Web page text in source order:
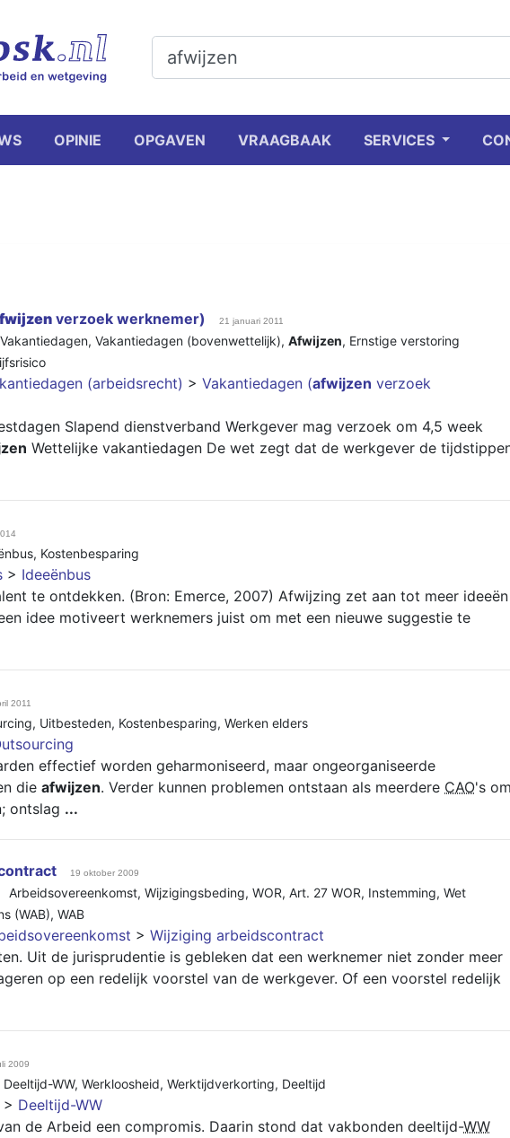
OPINIE OPGAVEN VRAAGBAAK SERVICES
verzoek werknemer) 21 januari 2011
Vakantiedagen, Vakantiedagen (bovenwettelijk), Afwijzen, Ernstige verstoring
(arbeidsrecht) > Vakantiedagen (afwijzen verzoek
Slapend dienstverband Werkgever mag verzoek om 4,5 week
Wettelijke vakantiedagen De wet zegt dat de werkgever de
, Kostenbesparing
> Ideeënbus
te ontdekken. (Bron: Emerce, 2007) Afwijzing zet aan tot meer ideeën
idee motiveert werknemers juist om met een nieuwe suggestie te
2011
, Uitbesteden, Kostenbesparing, Werken elders
effectief worden geharmoniseerd, maar ongeorganiseerde
die afwijzen. Verder kunnen problemen ontstaan als meerdere CAO's
ontslag ...
19 oktober 2009
Arbeidsovereenkomst, Wijzigingsbeding, WOR, Art. 27 WOR, Instemming, Wet
(WAB), WAB
> Wijziging arbeidscontract
Uit de jurisprudentie is gebleken dat een werknemer niet zonder meer
op een redelijk voorstel van de werkgever. Of een voorstel redelijk
2009
Deeltijd-WW, Werkloosheid, Werktijdverkorting, Deeltijd
> Deeltijd-WW
de Arbeid een compromis. Daarin stond dat vakbonden deeltijd-WW